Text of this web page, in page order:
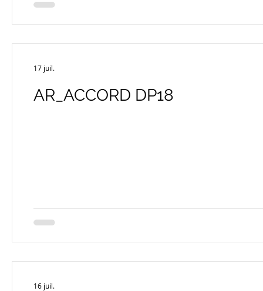
AR_ACCORD DP18
17 juil.
16 juil.